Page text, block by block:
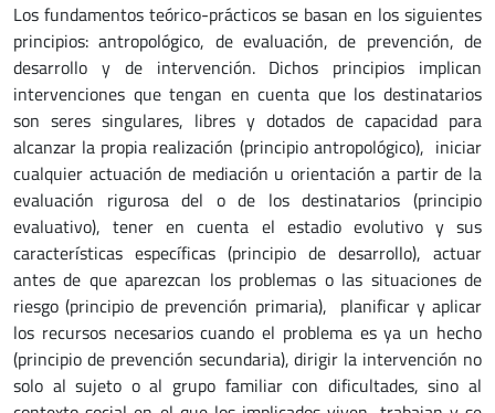
Los fundamentos teórico-prácticos se basan en los siguientes
principios: antropológico, de evaluación, de prevención, de
desarrollo y de intervención. Dichos principios implican
intervenciones que tengan en cuenta que los destinatarios
son seres singulares, libres y dotados de capacidad para
alcanzar la propia realización (principio antropológico), iniciar
cualquier actuación de mediación u orientación a partir de la
evaluación rigurosa del o de los destinatarios (principio
evaluativo), tener en cuenta el estadio evolutivo y sus
características específicas (principio de desarrollo), actuar
antes de que aparezcan los problemas o las situaciones de
riesgo (principio de prevención primaria), planificar y aplicar
los recursos necesarios cuando el problema es ya un hecho
(principio de prevención secundaria), dirigir la intervención no
solo al sujeto o al grupo familiar con dificultades, sino al